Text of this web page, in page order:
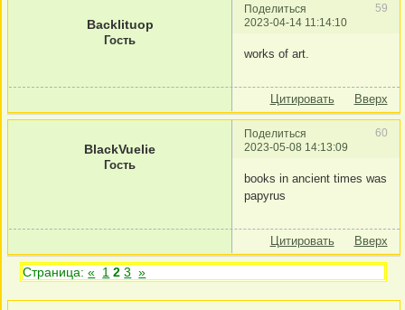
Поделиться
59
2023-04-14 11:14:10
Backlituop
Гость
works of art.
Цитировать Вверх
Поделиться
60
2023-05-08 14:13:09
BlackVuelie
Гость
books in ancient times was
papyrus
Цитировать Вверх
Страница:« 1 2 3 »